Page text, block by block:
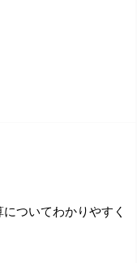
ついてわかりやすく